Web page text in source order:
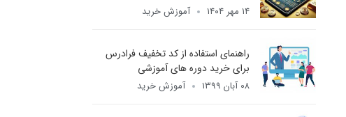
۱۴ مهر ۱۴۰۴ آموزش خرید
راهنمای استفاده از کد تخفیف فرادرس
برای خرید دوره های آموزشی
۰۸ آبان ۱۳۹۹ آموزش خرید